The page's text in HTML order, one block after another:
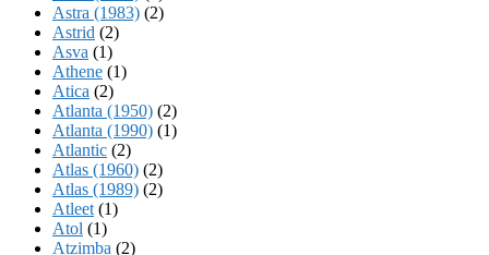
Astra (1983) (2)
Astrid (2)
Asva (1)
Athene (1)
Atica (2)
Atlanta (1950) (2)
Atlanta (1990) (1)
Atlantic (2)
Atlas (1960) (2)
Atlas (1989) (2)
Atleet (1)
Atol (1)
Atzimba (2)